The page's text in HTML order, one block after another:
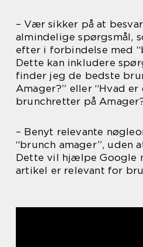
– Vær sikker på at
almindelige spørgsmål,
efter i forbindelse med
Dette kan inkludere
finder jeg de bedste
Amager?” eller “Hvad
brunchretter på
– Benyt relevante
“brunch amager”, uden
Dette vil hjælpe Google
artikel er relevant for